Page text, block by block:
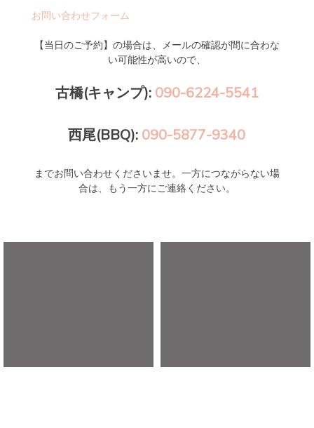
お問い合わせフォーム
【当日のご予約】の場合は、メールの確認が間に合わな
い可能性が高いので、
古橋(キャンプ): 090-6224-5541
西尾(BBQ): 090-5877-9340
までお問い合わせくださいませ。一方につながらない場
合は、もう一方にご連絡ください。